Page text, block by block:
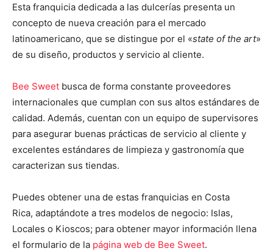
Esta franquicia dedicada a las dulcerías presenta un
concepto de nueva creación para el mercado
latinoamericano, que se distingue por el «state of the art»
de su diseño, productos y servicio al cliente.
Bee Sweet busca de forma constante proveedores
internacionales que cumplan con sus altos estándares de
calidad. Además, cuentan con un equipo de supervisores
para asegurar buenas prácticas de servicio al cliente y
excelentes estándares de limpieza y gastronomía que
caracterizan sus tiendas.
Puedes obtener una de estas franquicias en Costa
Rica, adaptándote a tres modelos de negocio: Islas,
Locales o Kioscos; para obtener mayor información llena
el formulario de la página web de Bee Sweet.